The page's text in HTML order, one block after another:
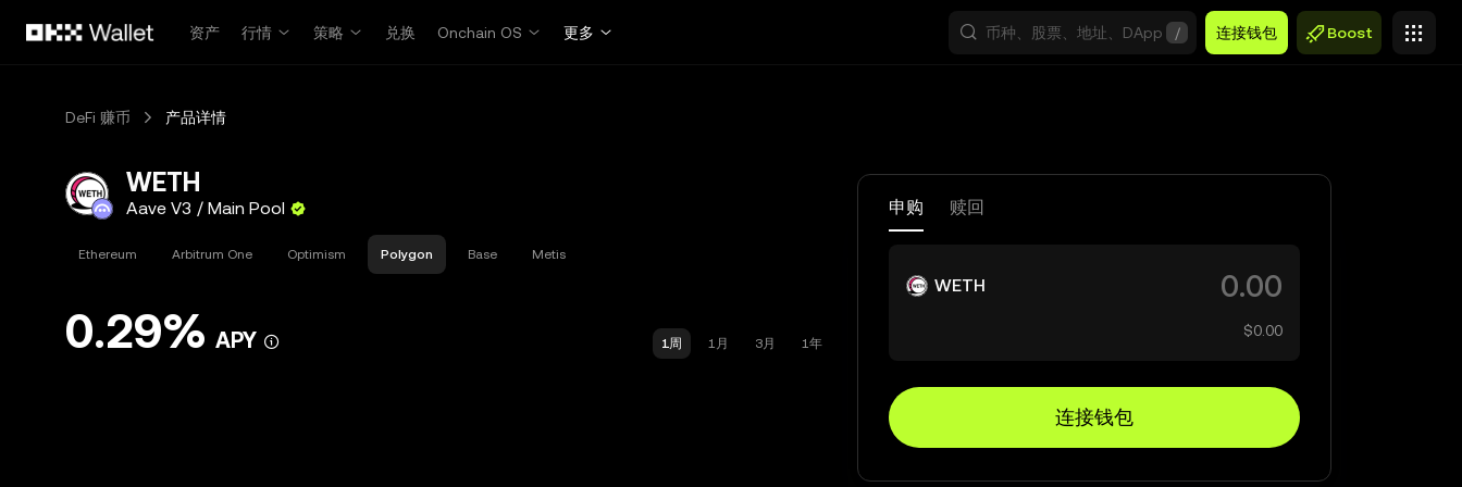
资产
行情 策略 兑换 Onchain OS 更多 / 连接钱包 Boost
DeFi 赚币 产品详情
WETH
Aave V3 / Main Pool
Ethereum Arbitrum One Optimism Polygon Base Metis
0.29% APY 1周 1月 3月 1年
申购 赎回
WETH
$0.00
连接钱包